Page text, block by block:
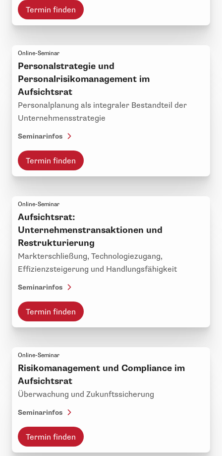
Termin finden
Online-Seminar
Personalstrategie und
Personalrisikomanagement im
Aufsichtsrat
Personalplanung als integraler Bestandteil der
Unternehmensstrategie
Seminarinfos
Termin finden
Online-Seminar
Aufsichtsrat:
Unternehmenstransaktionen und
Restrukturierung
Markterschließung, Technologiezugang,
Effizienzsteigerung und Handlungsfähigkeit
Seminarinfos
Termin finden
Online-Seminar
Risikomanagement und Compliance im
Aufsichtsrat
Überwachung und Zukunftssicherung
Seminarinfos
Termin finden